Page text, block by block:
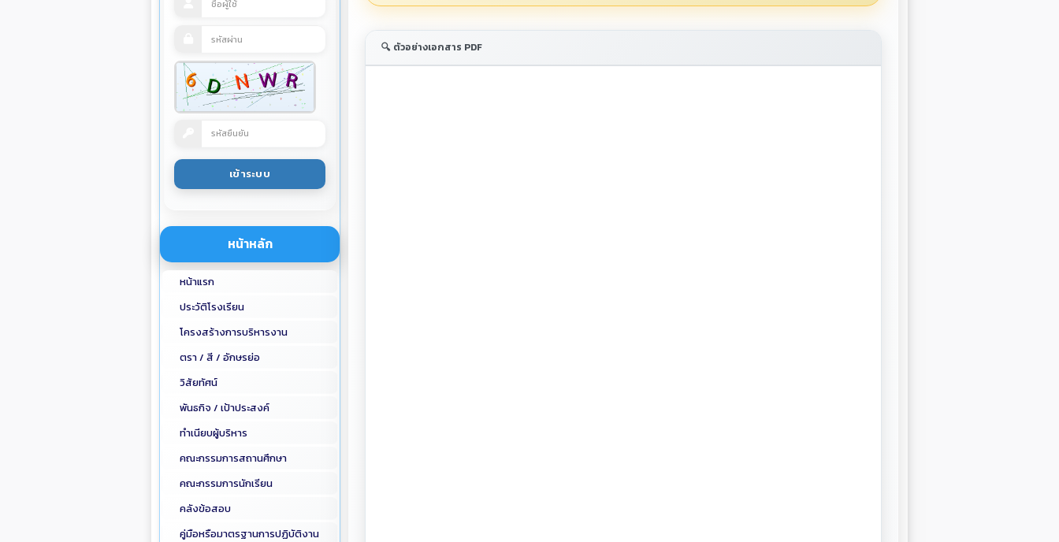
หน้าหลัก
หน้าแรก
ประวัติโรงเรียน
โครงสร้างการบริหารงาน
ตรา / สี / อักษรย่อ
วิสัยทัศน์
พันธกิจ / เป้าประสงค์
ทำเนียบผู้บริหาร
คณะกรรมการสถานศึกษา
คณะกรรมการนักเรียน
คลังข้อสอบ
คู่มือหรือมาตรฐานการปฏิบัติงาน
🔍 ตัวอย่างเอกสาร PDF